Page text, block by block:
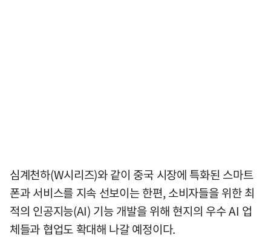
심계천하(W시리즈)와 같이 중국 시장에 특화된 스마트
폰과 서비스를 지속 선보이는 한편, 소비자들을 위한 최
적의 인공지능(AI) 기능 개발을 위해 현지의 우수 AI 업
체들과 협업도 확대해 나갈 예정이다.